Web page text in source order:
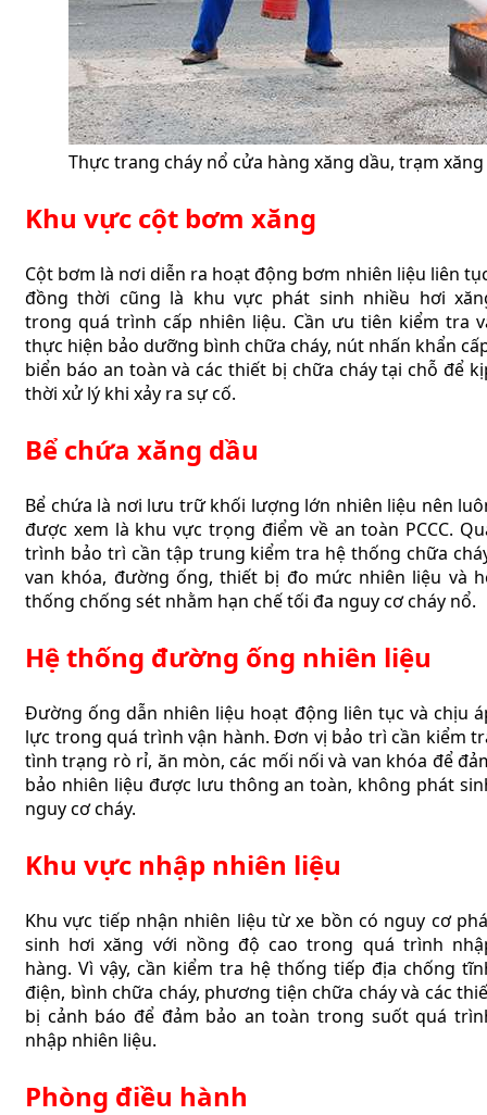
Thực trang cháy nổ cửa hàng xăng dầu, trạm xăng
Khu vực cột bơm xăng
Cột bơm là nơi diễn ra hoạt động bơm nhiên liệu liên
đồng thời cũng là khu vực phát sinh nhiều hơi
trong quá trình cấp nhiên liệu. Cần ưu tiên kiểm tra
thực hiện bảo dưỡng bình chữa cháy, nút nhấn khẩn
biển báo an toàn và các thiết bị chữa cháy tại chỗ để
thời xử lý khi xảy ra sự cố.
Bể chứa xăng dầu
Bể chứa là nơi lưu trữ khối lượng lớn nhiên liệu nên
được xem là khu vực trọng điểm về an toàn PCCC.
trình bảo trì cần tập trung kiểm tra hệ thống chữa
van khóa, đường ống, thiết bị đo mức nhiên liệu và
thống chống sét nhằm hạn chế tối đa nguy cơ cháy nổ.
Hệ thống đường ống nhiên liệu
Đường ống dẫn nhiên liệu hoạt động liên tục và chịu
lực trong quá trình vận hành. Đơn vị bảo trì cần kiểm
tình trạng rò rỉ, ăn mòn, các mối nối và van khóa để
bảo nhiên liệu được lưu thông an toàn, không phát
nguy cơ cháy.
Khu vực nhập nhiên liệu
Khu vực tiếp nhận nhiên liệu từ xe bồn có nguy cơ
sinh hơi xăng với nồng độ cao trong quá trình
hàng. Vì vậy, cần kiểm tra hệ thống tiếp địa chống
điện, bình chữa cháy, phương tiện chữa cháy và các
bị cảnh báo để đảm bảo an toàn trong suốt quá
nhập nhiên liệu.
Phòng điều hành